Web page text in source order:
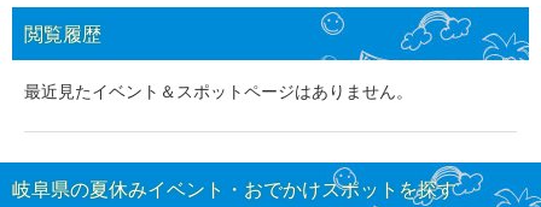
閲覧履歴
最近見たイベント＆スポットページはありません。
岐阜県の夏休みイベント・おでかけスポットを探す